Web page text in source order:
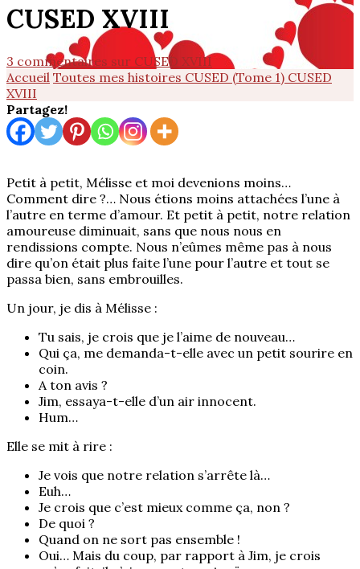
CUSED XVIII
3 commentaires sur CUSED XVIII
Accueil Toutes mes histoires CUSED (Tome 1) CUSED
XVIII
Partagez!
Petit à petit, Mélisse et moi devenions moins…
Comment dire ?… Nous étions moins attachées l’une à
l’autre en terme d’amour. Et petit à petit, notre relation
amoureuse diminuait, sans que nous nous en
rendissions compte. Nous n’eûmes même pas à nous
dire qu’on était plus faite l’une pour l’autre et tout se
passa bien, sans embrouilles.
Un jour, je dis à Mélisse :
Tu sais, je crois que je l’aime de nouveau…
Qui ça, me demanda-t-elle avec un petit sourire en
coin.
A ton avis ?
Jim, essaya-t-elle d’un air innocent.
Hum…
Elle se mit à rire :
Je vois que notre relation s’arrête là…
Euh…
Je crois que c’est mieux comme ça, non ?
De quoi ?
Quand on ne sort pas ensemble !
Oui… Mais du coup, par rapport à Jim, je crois